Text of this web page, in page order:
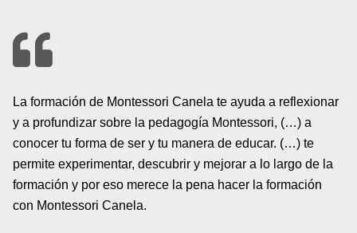
La formación de Montessori Canela te ayuda a reflexionar
y a profundizar sobre la pedagogía Montessori, (…) a
conocer tu forma de ser y tu manera de educar. (…) te
permite experimentar, descubrir y mejorar a lo largo de la
formación y por eso merece la pena hacer la formación
con Montessori Canela.